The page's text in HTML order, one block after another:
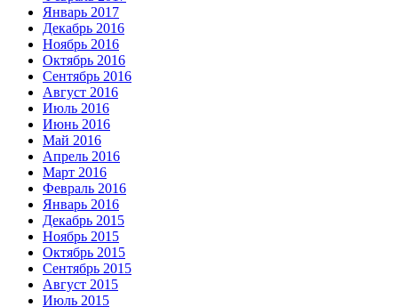
Январь 2017
Декабрь 2016
Ноябрь 2016
Октябрь 2016
Сентябрь 2016
Август 2016
Июль 2016
Июнь 2016
Май 2016
Апрель 2016
Март 2016
Февраль 2016
Январь 2016
Декабрь 2015
Ноябрь 2015
Октябрь 2015
Сентябрь 2015
Август 2015
Июль 2015